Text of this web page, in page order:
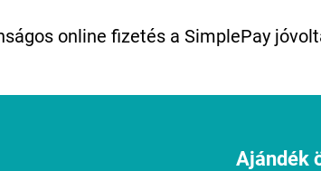
online fizetés a SimplePay
Ajándék